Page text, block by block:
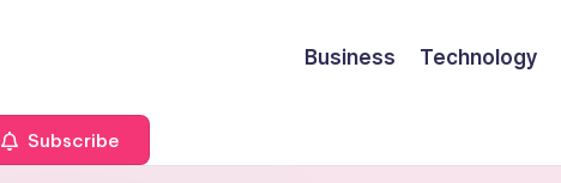
Business Technology
Subscribe